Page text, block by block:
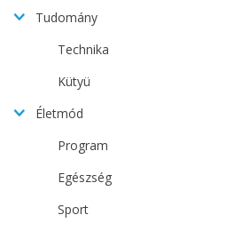
Tudomány
Technika
Kütyü
Életmód
Program
Egészség
Sport